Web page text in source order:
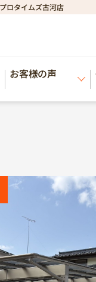
ロタイムズ古河店
お客様の声